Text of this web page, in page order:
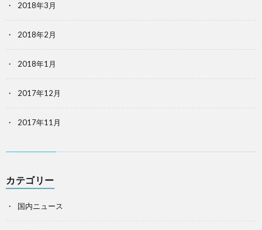
2018年3月
2018年2月
2018年1月
2017年12月
2017年11月
カテゴリー
国内ニュース